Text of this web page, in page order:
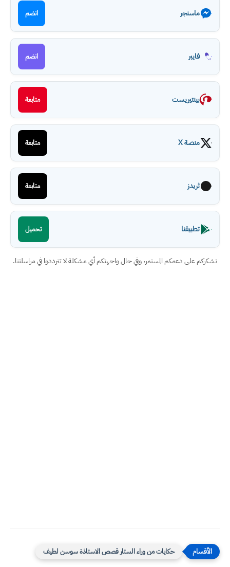
ماسنجر انضم
فايبر انضم
بينتيريست متابعة
منصة X متابعة
ثريدز متابعة
تطبيقنا تحميل
نشكركم على دعمكم المستمر، وفي حال واجهتكم أي مشكلة لا تترددوا في مراسلتنا.
حكايات من وراء الستار قصص الاستاذة سوسن لطيف